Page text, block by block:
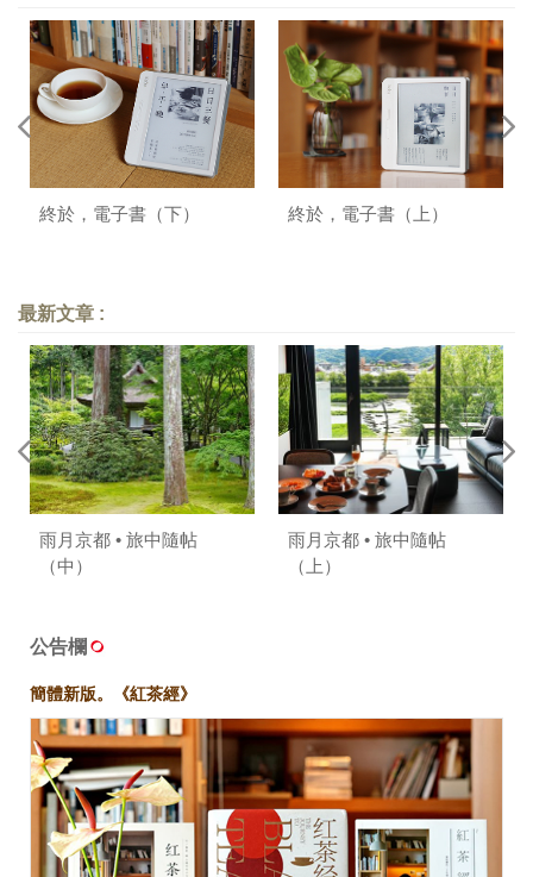
終於，電子書（下） 終於，電子書（上）
最新文章 :
雨月京都 • 旅中隨帖
（中）
雨月京都 • 旅中隨帖
（上）
公告欄
簡體新版。《紅茶經》